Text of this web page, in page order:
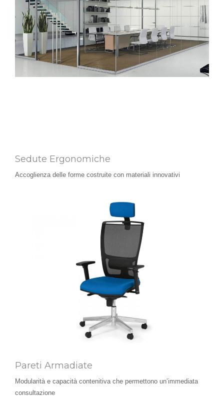
Sedute Ergonomiche
Accoglienza delle forme costruite con materiali innovativi
Pareti Armadiate
Modularità e capacità contenitiva che permettono un’immediata
consultazione